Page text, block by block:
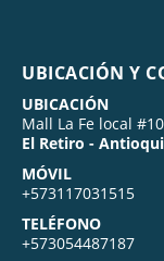
UBICACIÓN Y
UBICACIÓN
Mall La Fe local
El Retiro -
MÓVIL
+573117031515
TELÉFONO
+573054487187